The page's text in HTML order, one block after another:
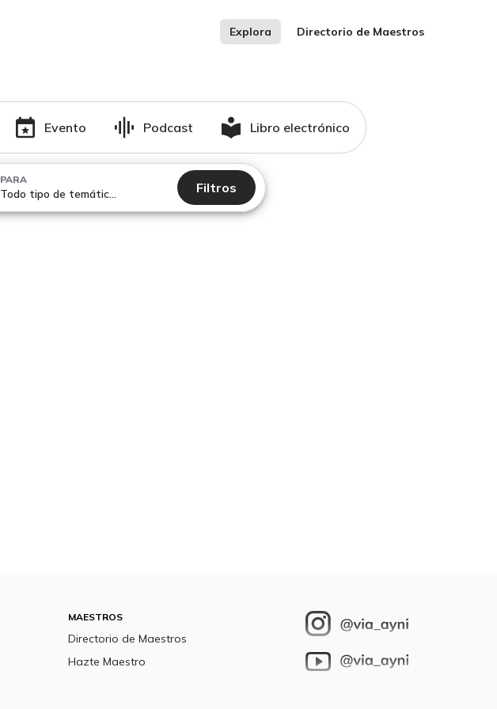
Explora Directorio de Maestros
Evento Podcast Libro electrónico
PARA
Todo tipo de temáticas Filtros
MAESTROS
Directorio de Maestros
Hazte Maestro